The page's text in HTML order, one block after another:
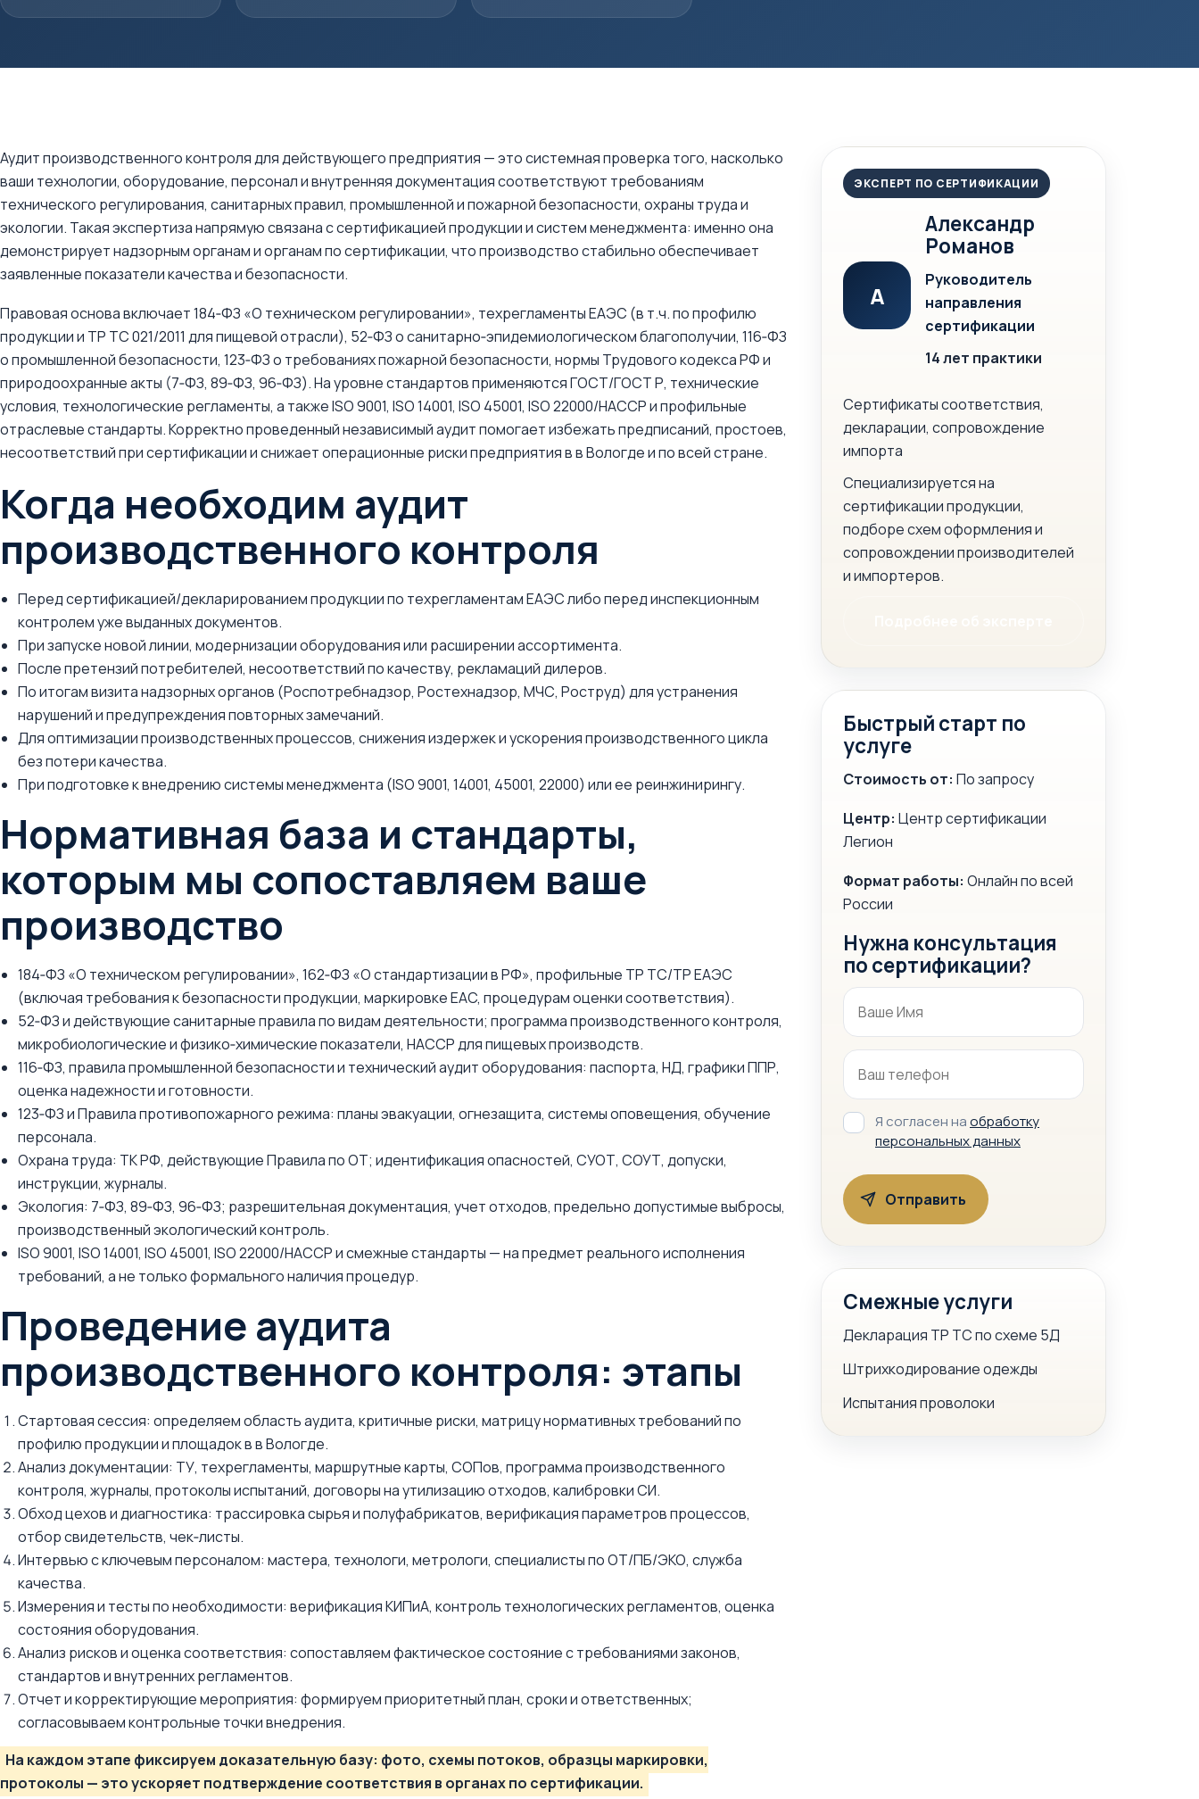
Аудит производственного контроля для действующего предприятия — это системная проверка того, насколько
ваши технологии, оборудование, персонал и внутренняя документация соответствуют требованиям
технического регулирования, санитарных правил, промышленной и пожарной безопасности, охраны труда и
экологии. Такая экспертиза напрямую связана с сертификацией продукции и систем менеджмента: именно она
демонстрирует надзорным органам и органам по сертификации, что производство стабильно обеспечивает
заявленные показатели качества и безопасности.
Правовая основа включает 184‑ФЗ «О техническом регулировании», техрегламенты ЕАЭС (в т.ч. по профилю
продукции и ТР ТС 021/2011 для пищевой отрасли), 52‑ФЗ о санитарно‑эпидемиологическом благополучии, 116‑ФЗ
о промышленной безопасности, 123‑ФЗ о требованиях пожарной безопасности, нормы Трудового кодекса РФ и
природоохранные акты (7‑ФЗ, 89‑ФЗ, 96‑ФЗ). На уровне стандартов применяются ГОСТ/ГОСТ Р, технические
условия, технологические регламенты, а также ISO 9001, ISO 14001, ISO 45001, ISO 22000/НАССР и профильные
отраслевые стандарты. Корректно проведенный независимый аудит помогает избежать предписаний, простоев,
несоответствий при сертификации и снижает операционные риски предприятия в в Вологде и по всей стране.
Когда необходим аудит
производственного контроля
Перед сертификацией/декларированием продукции по техрегламентам ЕАЭС либо перед инспекционным
контролем уже выданных документов.
При запуске новой линии, модернизации оборудования или расширении ассортимента.
После претензий потребителей, несоответствий по качеству, рекламаций дилеров.
По итогам визита надзорных органов (Роспотребнадзор, Ростехнадзор, МЧС, Роструд) для устранения
нарушений и предупреждения повторных замечаний.
Для оптимизации производственных процессов, снижения издержек и ускорения производственного цикла
без потери качества.
При подготовке к внедрению системы менеджмента (ISO 9001, 14001, 45001, 22000) или ее реинжинирингу.
Нормативная база и стандарты,
которым мы сопоставляем ваше
производство
184‑ФЗ «О техническом регулировании», 162‑ФЗ «О стандартизации в РФ», профильные ТР ТС/ТР ЕАЭС
(включая требования к безопасности продукции, маркировке EAC, процедурам оценки соответствия).
52‑ФЗ и действующие санитарные правила по видам деятельности; программа производственного контроля,
микробиологические и физико‑химические показатели, НАССР для пищевых производств.
116‑ФЗ, правила промышленной безопасности и технический аудит оборудования: паспорта, НД, графики ППР,
оценка надежности и готовности.
123‑ФЗ и Правила противопожарного режима: планы эвакуации, огнезащита, системы оповещения, обучение
персонала.
Охрана труда: ТК РФ, действующие Правила по ОТ; идентификация опасностей, СУОТ, СОУТ, допуски,
инструкции, журналы.
Экология: 7‑ФЗ, 89‑ФЗ, 96‑ФЗ; разрешительная документация, учет отходов, предельно допустимые выбросы,
производственный экологический контроль.
ISO 9001, ISO 14001, ISO 45001, ISO 22000/НАССР и смежные стандарты — на предмет реального исполнения
требований, а не только формального наличия процедур.
Проведение аудита
производственного контроля: этапы
Стартовая сессия: определяем область аудита, критичные риски, матрицу нормативных требований по
профилю продукции и площадок в в Вологде.
Анализ документации: ТУ, техрегламенты, маршрутные карты, СОПов, программа производственного
контроля, журналы, протоколы испытаний, договоры на утилизацию отходов, калибровки СИ.
Обход цехов и диагностика: трассировка сырья и полуфабрикатов, верификация параметров процессов,
отбор свидетельств, чек‑листы.
Интервью с ключевым персоналом: мастера, технологи, метрологи, специалисты по ОТ/ПБ/ЭКО, служба
качества.
Измерения и тесты по необходимости: верификация КИПиА, контроль технологических регламентов, оценка
состояния оборудования.
Анализ рисков и оценка соответствия: сопоставляем фактическое состояние с требованиями законов,
стандартов и внутренних регламентов.
Отчет и корректирующие мероприятия: формируем приоритетный план, сроки и ответственных;
согласовываем контрольные точки внедрения.
На каждом этапе фиксируем доказательную базу: фото, схемы потоков, образцы маркировки,
протоколы — это ускоряет подтверждение соответствия в органах по сертификации.
ЭКСПЕРТ ПО СЕРТИФИКАЦИИ
А
Александр
Романов
Руководитель
направления
сертификации
14 лет практики
Сертификаты соответствия,
декларации, сопровождение
импорта
Специализируется на
сертификации продукции,
подборе схем оформления и
сопровождении производителей
и импортеров.
Быстрый старт по
услуге
Стоимость от: По запросу
Центр: Центр сертификации
Легион
Формат работы: Онлайн по всей
России
Нужна консультация
по сертификации?
Я согласен наобработку
персональных данных
Смежные услуги
Декларация ТР ТС по схеме 5Д
Штрихкодирование одежды
Испытания проволоки